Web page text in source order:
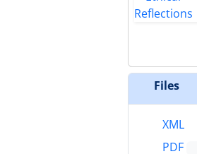
Files
XML
PDF